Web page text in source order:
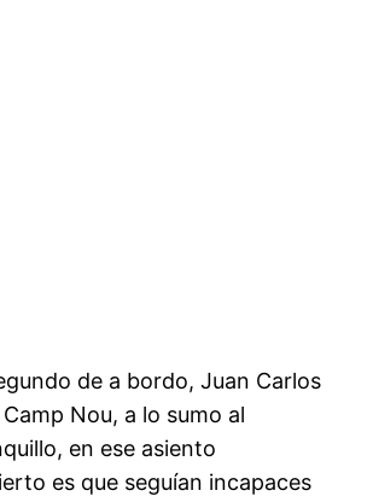
de a bordo, Juan Carlos
Nou, a lo sumo al
en ese asiento
es que seguían incapaces